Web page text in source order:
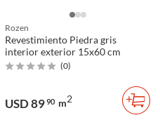
Rozen
Revestimiento Piedra gris
interior exterior 15x60 cm
(0)
USD 8990 m2